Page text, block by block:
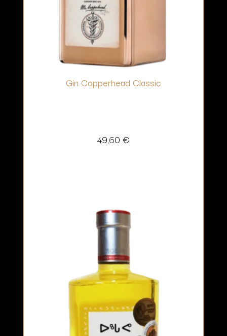
Gin Copperhead Classic
49,60 €